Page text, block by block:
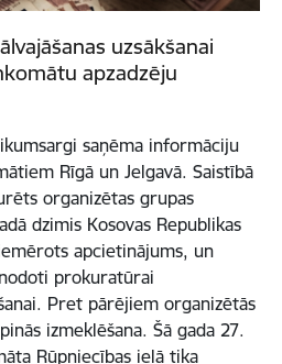
uzsākšanai
apzadzēju
saņēma informāciju
Rīgā un Jelgavā. Saistībā
organizētas grupas
dzimis Kosovas Republikas
apcietinājums, un
prokuratūrai
Pret pārējiem organizētās
izmeklēšana. Šā gada 27.
Rūpniecības ielā tika